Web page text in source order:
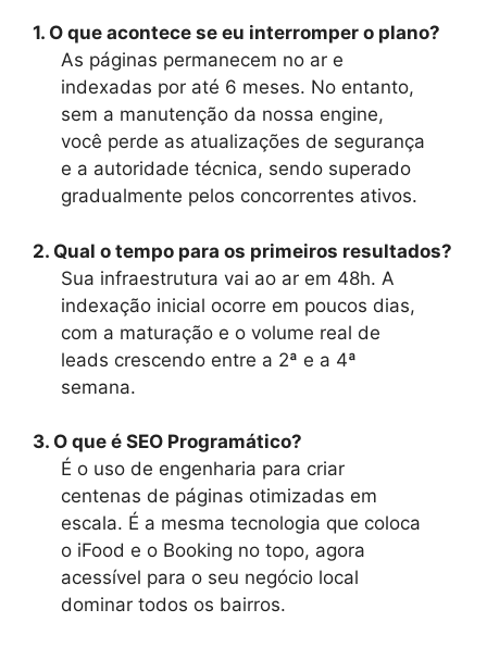
1. O que acontece se eu interromper o plano?
As páginas permanecem no ar e
indexadas por até 6 meses. No entanto,
sem a manutenção da nossa engine,
você perde as atualizações de segurança
e a autoridade técnica, sendo superado
gradualmente pelos concorrentes ativos.
2. Qual o tempo para os primeiros resultados?
Sua infraestrutura vai ao ar em 48h. A
indexação inicial ocorre em poucos dias,
com a maturação e o volume real de
leads crescendo entre a 2ª e a 4ª
semana.
3. O que é SEO Programático?
É o uso de engenharia para criar
centenas de páginas otimizadas em
escala. É a mesma tecnologia que coloca
o iFood e o Booking no topo, agora
acessível para o seu negócio local
dominar todos os bairros.